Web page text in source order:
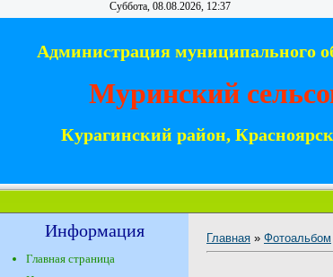
Суббота, 08.08.2026, 12:37
Администрация муниципального
Муринский
Курагинский район,
Информация
Главная страница
Главная » Фотоальбом